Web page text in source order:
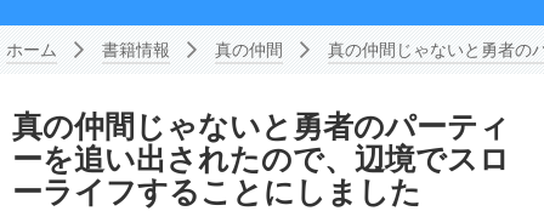
ホーム 書籍情報 真の仲間 真の仲間じゃないと勇者の
真の仲間じゃないと勇者のパーティ
ーを追い出されたので、辺境でスロ
ーライフすることにしました